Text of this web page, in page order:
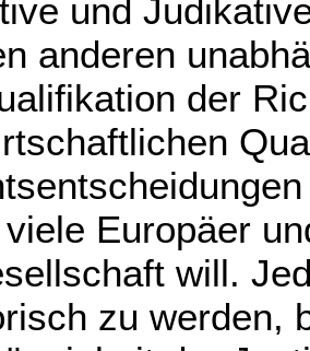
und
anderen
der
Europäer
will.
zu werden,